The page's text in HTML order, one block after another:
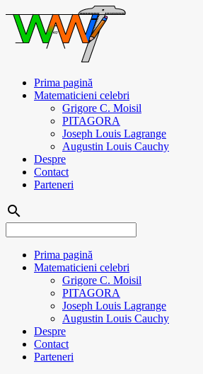
Prima pagină
Matematicieni celebri
Grigore C. Moisil
PITAGORA
Joseph Louis Lagrange
Augustin Louis Cauchy
Despre
Contact
Parteneri
search
Prima pagină
Matematicieni celebri
Grigore C. Moisil
PITAGORA
Joseph Louis Lagrange
Augustin Louis Cauchy
Despre
Contact
Parteneri